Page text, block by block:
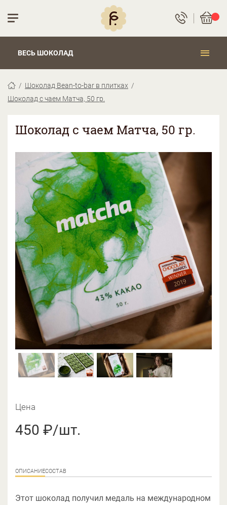
ВЕСЬ ШОКОЛАД
Шоколад Bean-to-bar в плитках
Шоколад с чаем Матча, 50 гр.
Шоколад с чаем Матча, 50 гр.
Цена
450 ₽/шт.
ОПИСАНИЕСОСТАВ
Этот шоколад получил медаль на международном